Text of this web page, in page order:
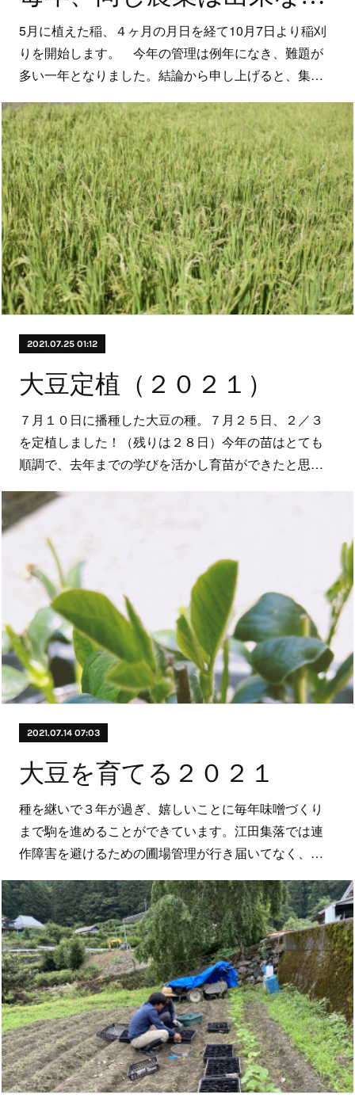
5月に植えた稲、４ヶ月の月日を経て10月7日より稲刈
りを開始します。 今年の管理は例年になき、難題が
多い一年となりました。結論から申し上げると、集…
2021.07.25 01:12
大豆定植（２０２１）
７月１０日に播種した大豆の種。７月２５日、２／３
を定植しました！（残りは２８日）今年の苗はとても
順調で、去年までの学びを活かし育苗ができたと思…
2021.07.14 07:03
大豆を育てる２０２１
種を継いで３年が過ぎ、嬉しいことに毎年味噌づくり
まで駒を進めることができています。江田集落では連
作障害を避けるための圃場管理が行き届いてなく、…